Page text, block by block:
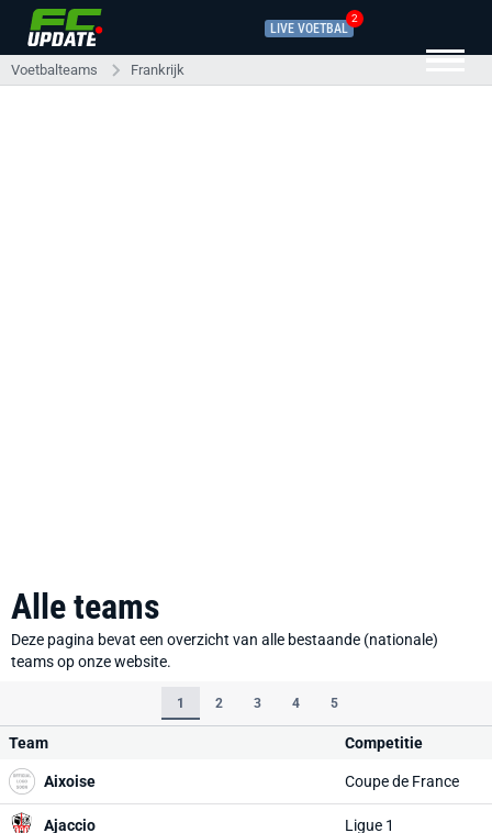
LIVE VOETBAL
2
Voetbalteams Frankrijk
Alle teams
Deze pagina bevat een overzicht van alle bestaande (nationale)
teams op onze website.
1 2 3 4 5
Team Competitie
Aixoise Coupe de France
Ajaccio Ligue 1